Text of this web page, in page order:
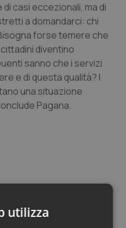
casi eccezionali, ma di
a domandarci: chi
forse temere che
diventino
sanno che i servizi
e di questa qualità? I
una situazione
Pagana.
utilizza